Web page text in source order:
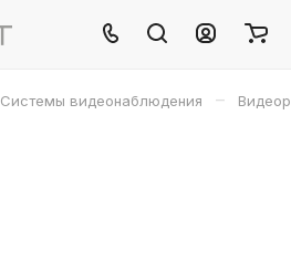
Системы видеонаблюдения –